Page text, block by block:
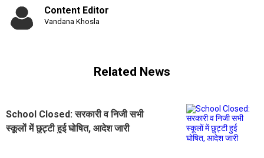
Content Editor
Vandana Khosla
Related News
School Closed: सरकारी व निजी सभी
स्कूलों में छुट्टी हुई घोषित, आदेश जारी